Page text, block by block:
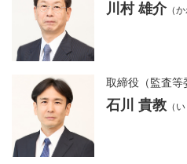
川村 雄介（か
取締役（監査等
石川 貴教 （